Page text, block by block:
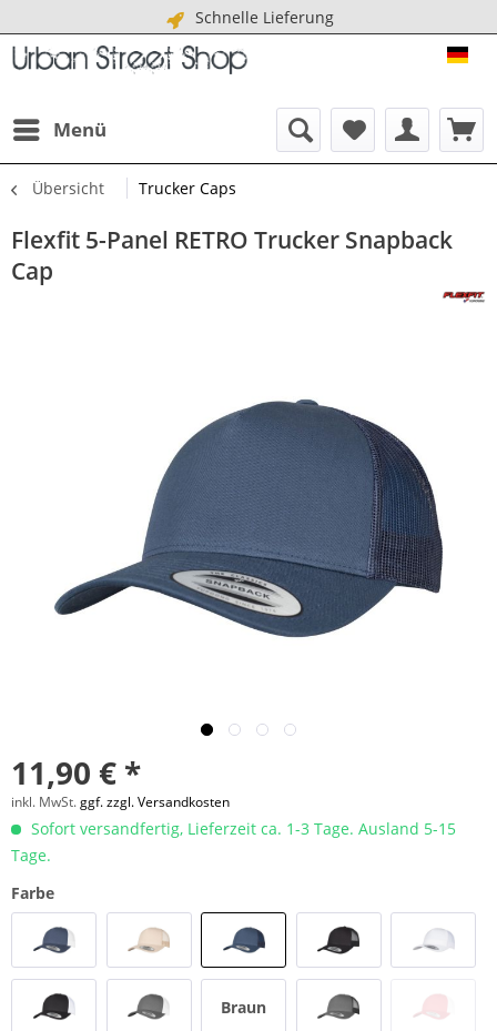
Schnelle Lieferung
Menü
Übersicht Trucker Caps
Flexfit 5-Panel RETRO Trucker Snapback
Cap
11,90 € *
inkl. MwSt.ggf. zzgl. Versandkosten
Sofort versandfertig, Lieferzeit ca. 1-3 Tage. Ausland 5-15
Tage.
Farbe
Braun